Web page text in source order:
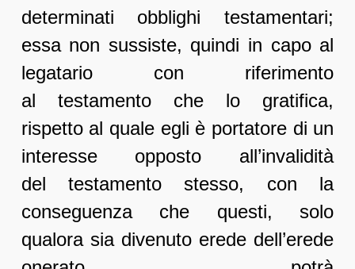
determinati obblighi testamentari;
essa non sussiste, quindi in capo al
legatario con riferimento
al testamento che lo gratifica,
rispetto al quale egli è portatore di un
interesse opposto all’invalidità
del testamento stesso, con la
conseguenza che questi, solo
qualora sia divenuto erede dell’erede